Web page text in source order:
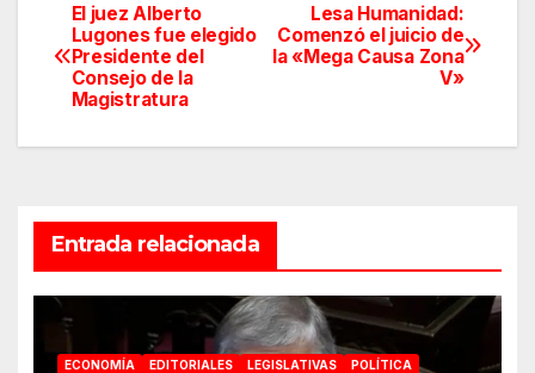
Navegación
de
entradas
Lesa Humanidad:
Comenzó el juicio de
la «Mega Causa Zona
V»
El juez Alberto
Lugones fue elegido
Presidente del
Consejo de la
Magistratura
Entrada relacionada
ECONOMÍA EDITORIALES LEGISLATIVAS POLÍTICA